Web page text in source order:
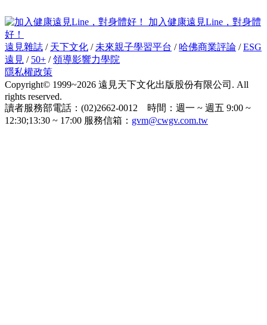
加入健康遠見Line，對身體
好！
遠見雜誌 / 天下文化 / 未來親子學習平台 / 哈佛商業評論 /ESG
遠見 / 50+ /領導影響力學院
隱私權政策
Copyright© 1999~2026 遠見天下文化出版股份有限公司. All
rights reserved.
讀者服務部電話：(02)2662-0012 時間：週一 ~ 週五 9:00 ~
12:30;13:30 ~ 17:00 服務信箱： gvm@cwgv.com.tw